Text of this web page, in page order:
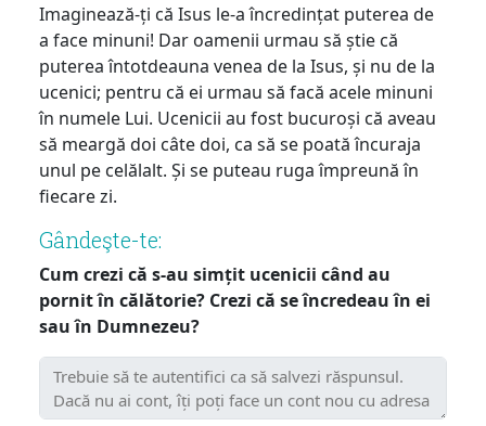
Imaginează-ți că Isus le-a încredințat puterea de
a face minuni! Dar oamenii urmau să știe că
puterea întotdeauna venea de la Isus, și nu de la
ucenici; pentru că ei urmau să facă acele minuni
în numele Lui. Ucenicii au fost bucuroși că aveau
să meargă doi câte doi, ca să se poată încuraja
unul pe celălalt. Și se puteau ruga împreună în
fiecare zi.
Gândeşte-te:
Cum crezi că s-au simțit ucenicii când au
pornit în călătorie? Crezi că se încredeau în ei
sau în Dumnezeu?